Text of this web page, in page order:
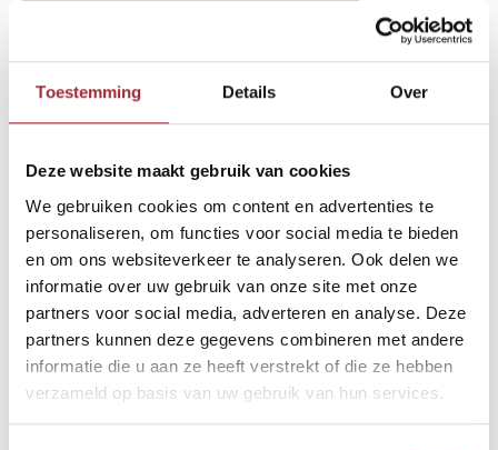
Toestemming Details Over
Deze website maakt gebruik van cookies
We gebruiken cookies om content en advertenties te
personaliseren, om functies voor social media te bieden
en om ons websiteverkeer te analyseren. Ook delen we
informatie over uw gebruik van onze site met onze
partners voor social media, adverteren en analyse. Deze
partners kunnen deze gegevens combineren met andere
informatie die u aan ze heeft verstrekt of die ze hebben
verzameld op basis van uw gebruik van hun services.
Andere Binnenkijkers die u
wellicht ook interesseren